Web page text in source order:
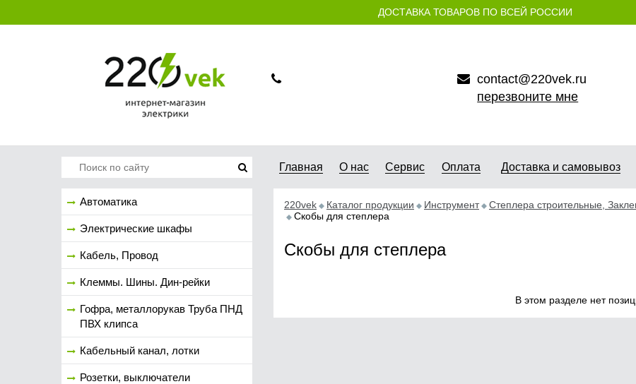
ДОСТАВКА ТОВАРОВ ПО ВСЕЙ РОССИИ
contact@220vek.ru
перезвоните мне
Автоматика
Электрические шкафы
Кабель, Провод
Клеммы. Шины. Дин-рейки
Гофра, металлорукав Труба ПНД
ПВХ клипса
Кабельный канал, лотки
Розетки, выключатели
Главная О нас Сервис Оплата Доставка и самовывоз
220vek Каталог продукции Инструмент Степлера строительные,
Скобы для степлера
Скобы для степлера
В этом разделе нет